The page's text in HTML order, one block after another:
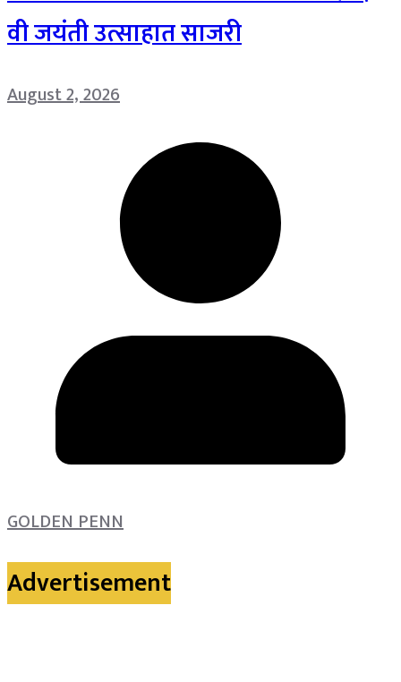
वी जयंती उत्साहात साजरी
August 2, 2026
GOLDEN PENN
Advertisement